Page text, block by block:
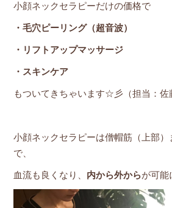
小顔ネックセラピーだけの価格で
・毛穴ピーリング（超音波）
・リフトアップマッサージ
・スキンケア
もついてきちゃいます☆彡（担当：佐
小顔ネックセラピーは僧帽筋（上部
で、
血流も良くなり、 内から外からが可能